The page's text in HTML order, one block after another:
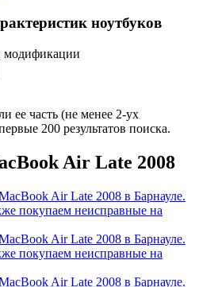
ноутбуков
модификации
ее часть (не менее 2-ух
200 результатов поиска.
Air Late 2008